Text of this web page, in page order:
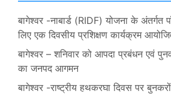
बागेश्वर -नाबार्ड (RIDF) योजना के अंतर्गत
लिए एक दिवसीय प्रशिक्षण कार्यक्रम
बागेश्वर – शनिवार को आपदा प्रबंधन एवं
का जनपद आगमन
बागेश्वर -राष्ट्रीय हथकरघा दिवस पर